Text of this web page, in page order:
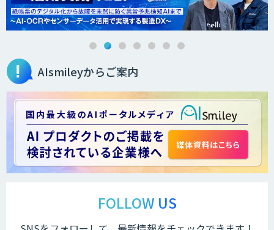
法人向けAIエージェント「OfficeAI社
員」
2層ナレッジ×AIで顧客コミュニケーシ
＜Dify活用＞AIエージェントDRIVE
ジェント開発
AIsmileyからご案内
FOLLOW US